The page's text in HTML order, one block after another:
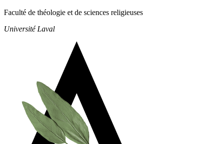
Faculté de théologie et de sciences religieuses
Université Laval